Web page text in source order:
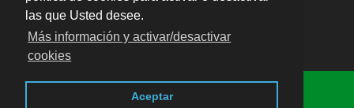
las que Usted desee.
Más información y activar/desactivar
cookies
Aceptar
Consulta Online
Plaza del Pilar, 16 Entlo. Oficina 5, 50003 –
Aviso legal · LSSI · Política de cookies · Política
·Blog-Descarga los impresos